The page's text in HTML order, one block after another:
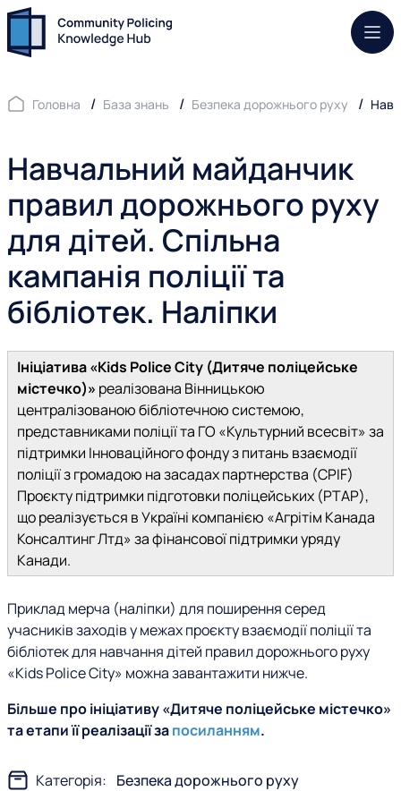
Головна База знань Безпека дорожнього руху
Навчальний майданчик
правил дорожнього руху
для дітей. Спільна
кампанія поліції та
бібліотек. Наліпки
Ініціатива «Кids PoliceCity (Дитяче поліцейське
містечко)» реалізована Вінницькою
централізованою бібліотечною системою,
представниками поліції та ГО «Культурний всесвіт» за
підтримки Інноваційного фонду з питань взаємодії
поліції з громадою на засадах партнерства (CPIF)
Проєкту підтримки підготовки поліцейських (PTAP),
що реалізується в Україні компанією «Агрітім Канада
Консалтинг Лтд» за фінансової підтримки уряду
Канади.
Приклад мерча (наліпки) для поширення серед
учасників заходів у межах проєкту взаємодії поліції та
бібліотек для навчання дітей правил дорожнього руху
«КidsPoliceCity» можна завантажити нижче.
Більше про ініціативу «Дитяче поліцейське містечко»
та етапи її реалізації запосиланням.
Категорія: Безпека дорожнього руху